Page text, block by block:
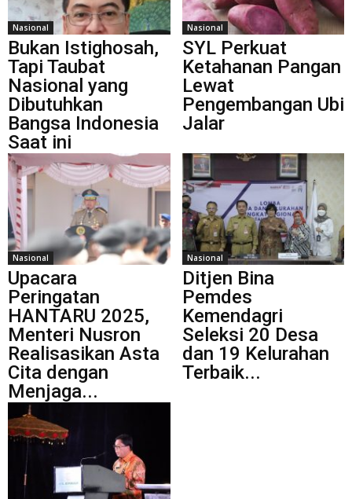
Nasional
Bukan Istighosah,
Tapi Taubat
Nasional yang
Dibutuhkan
Bangsa Indonesia
Saat ini
Nasional
SYL Perkuat
Ketahanan Pangan
Lewat
Pengembangan Ubi
Jalar
Nasional
Upacara
Peringatan
HANTARU 2025,
Menteri Nusron
Realisasikan Asta
Cita dengan
Menjaga...
Nasional
Ditjen Bina
Pemdes
Kemendagri
Seleksi 20 Desa
dan 19 Kelurahan
Terbaik...